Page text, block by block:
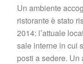
Un ambiente
ristorante è stato
2014: l’attuale
ale interne in cui
posti a sedere. Un